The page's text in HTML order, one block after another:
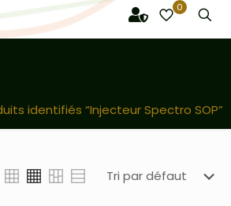
0
identifiés “Injecteur Spectro SOP”